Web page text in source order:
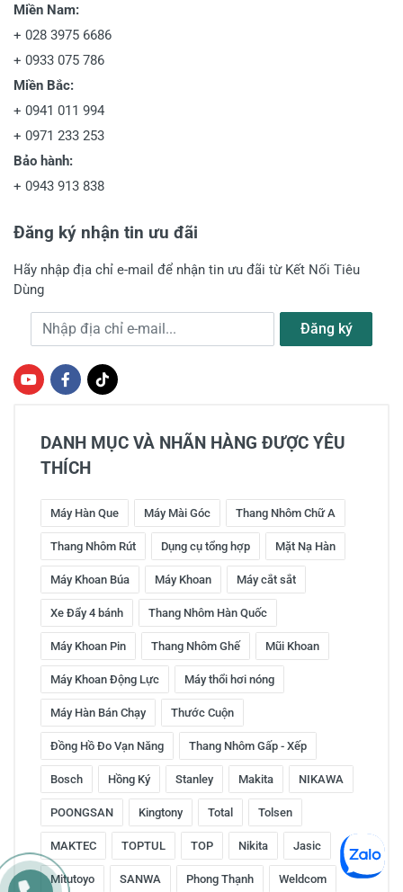
Miền Nam:
+ 028 3975 6686
+ 0933 075 786
Miền Bắc:
+ 0941 011 994
+ 0971 233 253
Bảo hành:
+ 0943 913 838
Đăng ký nhận tin ưu đãi
Hãy nhập địa chỉ e-mail để nhận tin ưu đãi từ Kết Nối Tiêu
Dùng
Địa chỉ e-mail Đăng ký
DANH MỤC VÀ NHÃN HÀNG ĐƯỢC YÊU
THÍCH
Máy Hàn Que Máy Mài Góc Thang Nhôm Chữ A
Thang Nhôm Rút Dụng cụ tổng hợp Mặt Nạ Hàn
Máy Khoan Búa Máy Khoan Máy cắt sắt
Xe Đẩy 4 bánh Thang Nhôm Hàn Quốc
Máy Khoan Pin Thang Nhôm Ghế Mũi Khoan
Máy Khoan Động Lực Máy thổi hơi nóng
Máy Hàn Bán Chạy Thước Cuộn
Đồng Hồ Đo Vạn Năng Thang Nhôm Gấp - Xếp
Bosch Hồng Ký Stanley Makita NIKAWA
POONGSAN Kingtony Total Tolsen
MAKTEC TOPTUL TOP Nikita Jasic
Mitutoyo SANWA Phong Thạnh Weldcom